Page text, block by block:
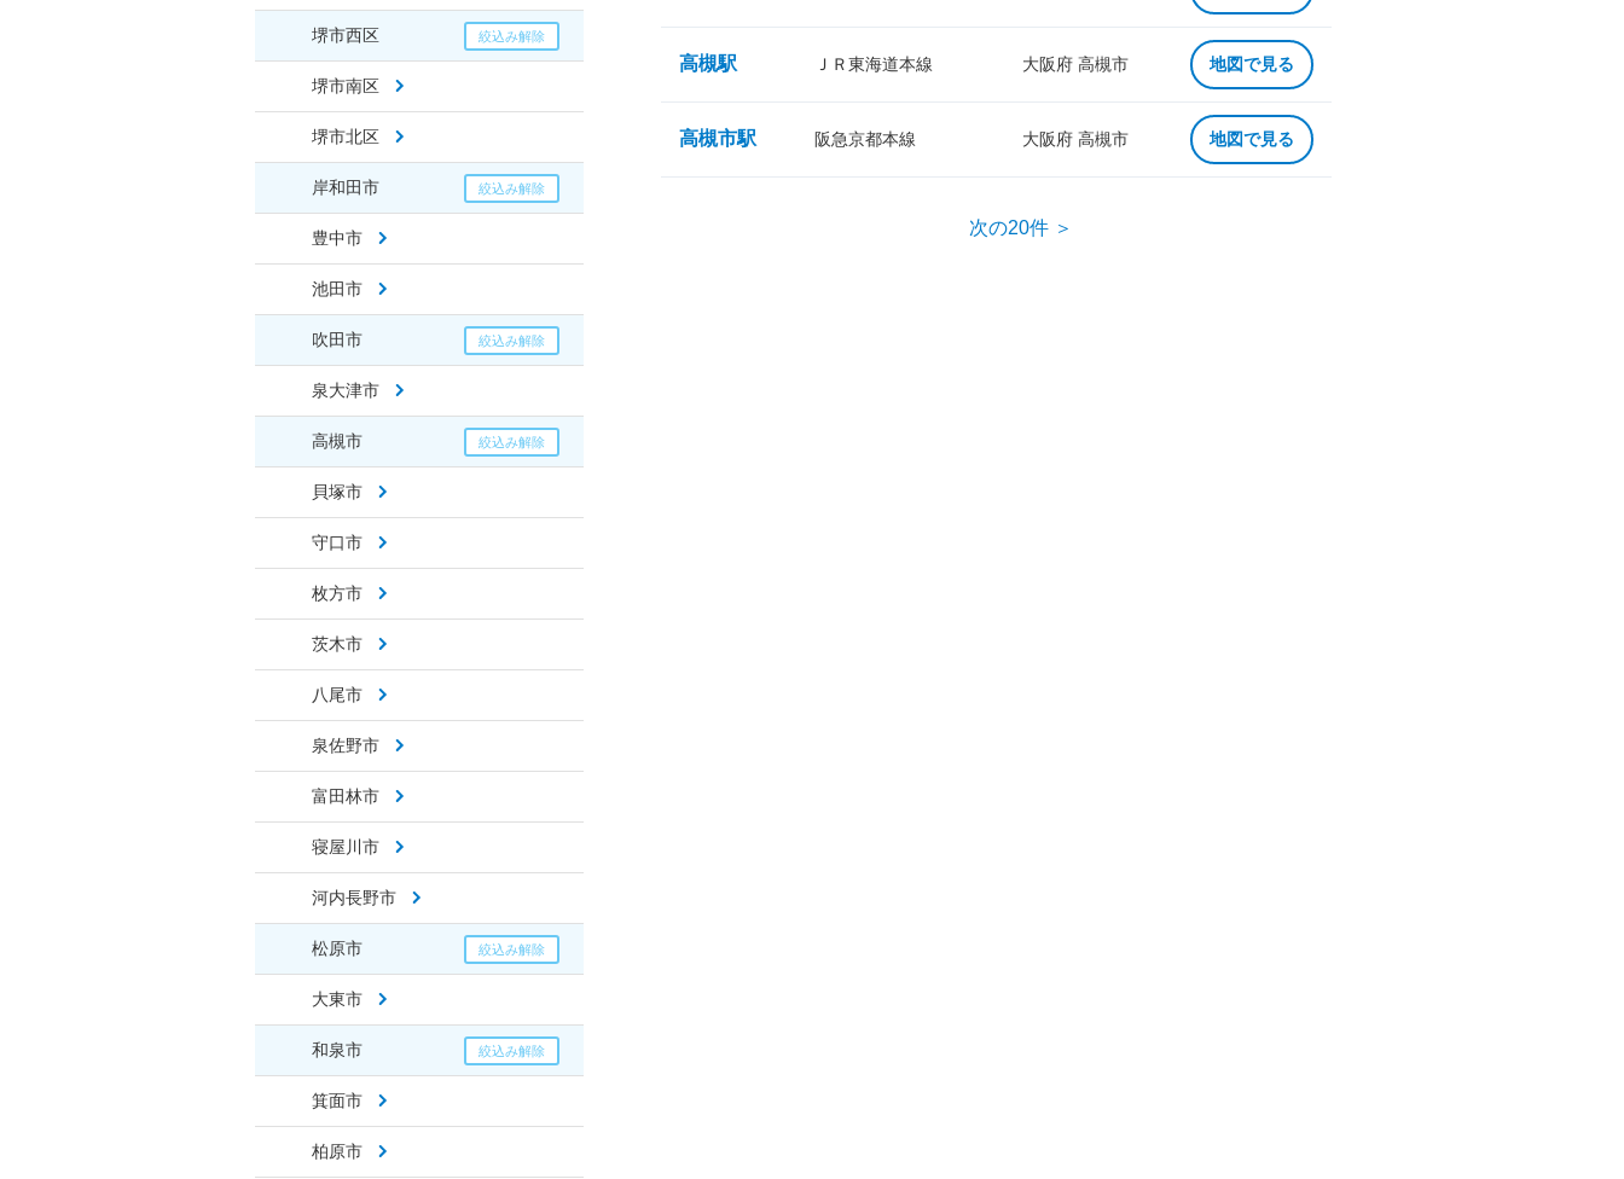
堺市西区
堺市南区
堺市北区
岸和田市
豊中市
池田市
吹田市
泉大津市
高槻市
貝塚市
守口市
枚方市
茨木市
八尾市
泉佐野市
富田林市
寝屋川市
河内長野市
松原市
大東市
和泉市
箕面市
柏原市
高槻駅 ＪＲ東海道本線 大阪府 高槻市 地図で見る
高槻市駅 阪急京都本線 大阪府 高槻市 地図で見る
次の20件 ＞